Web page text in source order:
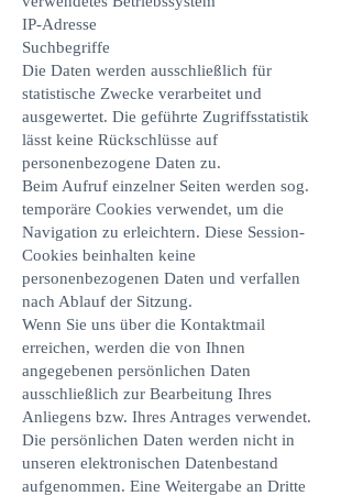
IP-Adresse
Suchbegriffe
Die Daten werden ausschließlich für
statistische Zwecke verarbeitet und
ausgewertet. Die geführte Zugriffsstatistik
lässt keine Rückschlüsse auf
personenbezogene Daten zu.
Beim Aufruf einzelner Seiten werden sog.
temporäre Cookies verwendet, um die
Navigation zu erleichtern. Diese Session-
Cookies beinhalten keine
personenbezogenen Daten und verfallen
nach Ablauf der Sitzung.
Wenn Sie uns über die Kontaktmail
erreichen, werden die von Ihnen
angegebenen persönlichen Daten
ausschließlich zur Bearbeitung Ihres
Anliegens bzw. Ihres Antrages verwendet.
Die persönlichen Daten werden nicht in
unseren elektronischen Datenbestand
aufgenommen. Eine Weitergabe an Dritte